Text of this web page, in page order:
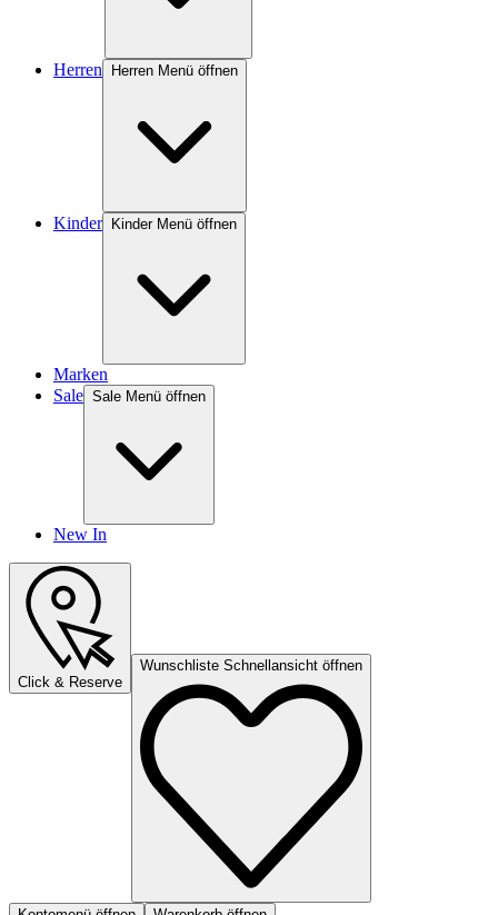
Herren Herren Menü öffnen
Kinder Kinder Menü öffnen
Marken
Sale Sale Menü öffnen
New In
Click & Reserve
Wunschliste Schnellansicht öffnen